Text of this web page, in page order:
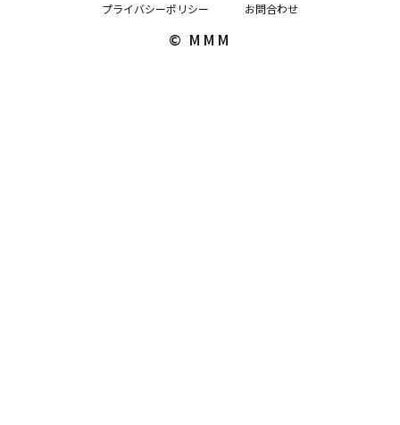
プライバシーポリシー お問合わせ
© MMM